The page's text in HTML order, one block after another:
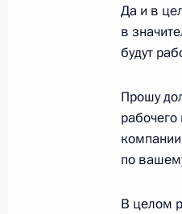
Разделы
России
События
Структура
Видео и
Документы
Да и в
в
будут
Прошу
по
В целом